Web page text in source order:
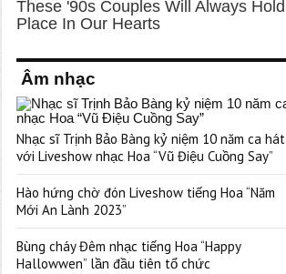
Âm nhạc
Nhạc sĩ Trịnh Bảo Bàng kỷ niệm 10 năm ca hát
với Liveshow nhạc Hoa “Vũ Điệu Cuồng Say”
Hào hứng chờ đón Liveshow tiếng Hoa “Năm
Mới An Lành 2023”
Bùng cháy Đêm nhạc tiếng Hoa “Happy
Hallowwen” lần đầu tiên tổ chức